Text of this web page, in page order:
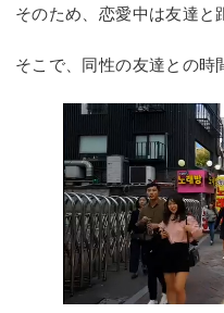
そのため、恋愛中は友達と
そこで、同性の友達との時